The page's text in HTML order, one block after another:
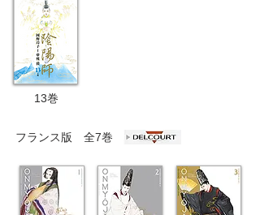
13巻
フランス版 全7巻